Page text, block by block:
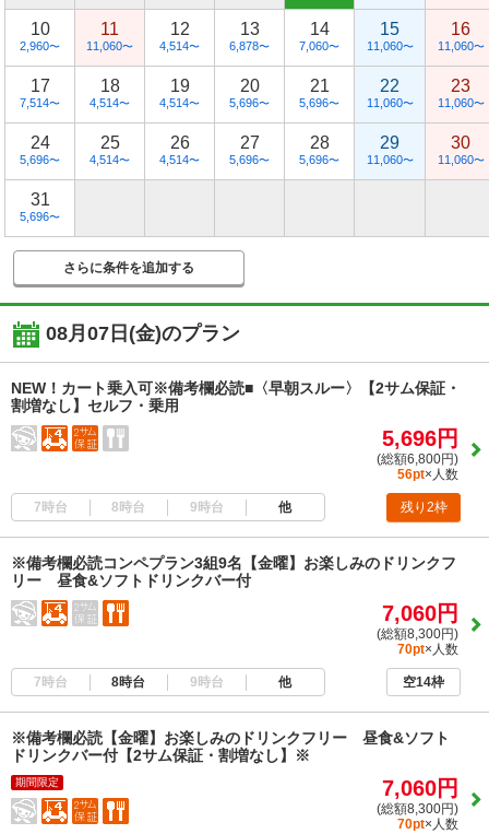
10
2,960〜
11
11,060〜
12
4,514〜
13
6,878〜
14
7,060〜
15
11,060〜
16
11,060〜
17
7,514〜
18
4,514〜
19
4,514〜
20
5,696〜
21
5,696〜
22
11,060〜
23
11,060〜
24
5,696〜
25
4,514〜
26
4,514〜
27
5,696〜
28
5,696〜
29
11,060〜
30
11,060〜
31
5,696〜
さらに条件を追加する
08月07日(金)のプラン
NEW！カート乗入可※備考欄必読■〈早朝スルー〉【2サム保証・
割増なし】セルフ・乗用
5,696円
(総額6,800円)
56pt×人数
7時台 8時台 9時台 他 残り2枠
※備考欄必読コンペプラン3組9名【金曜】お楽しみのドリンクフ
リー 昼食&ソフトドリンクバー付
7,060円
(総額8,300円)
70pt×人数
7時台 8時台 9時台 他 空14枠
※備考欄必読【金曜】お楽しみのドリンクフリー 昼食&ソフト
ドリンクバー付【2サム保証・割増なし】※
期間限定 7,060円
(総額8,300円)
70pt×人数